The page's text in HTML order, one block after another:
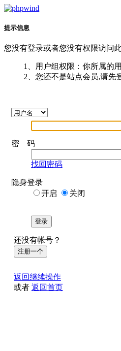
提示信息
您没有登录或者您没有权限访问
1、用户组权限：你所属的
2、您还不是站点会员,请先
密 码
找回密码
隐身登录
开启
关闭
登录
还没有帐号？
注册一个
返回继续操作
或者 返回首页